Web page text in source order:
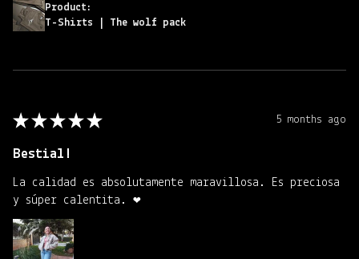
Product:
T-Shirts | The wolf pack
★ ★ ★ ★ ★ 5 months ago
Bestial!
La calidad es absolutamente maravillosa. Es preciosa
y súper calentita. ❤️